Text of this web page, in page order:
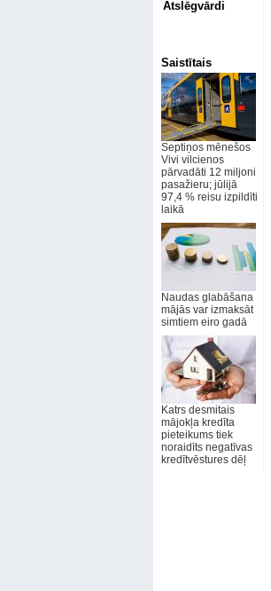
Atslēgvārdi
Saistītais
Septiņos mēnešos
Vivi vilcienos
pārvadāti 12 miljoni
pasažieru; jūlijā
97,4 % reisu izpildīti
laikā
Naudas glabāšana
mājās var izmaksāt
simtiem eiro gadā
Katrs desmitais
mājokļa kredīta
pieteikums tiek
noraidīts negatīvas
kredītvēstures dēļ